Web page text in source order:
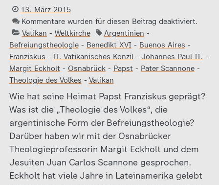
13. März 2015
Kommentare wurden für diesen Beitrag deaktiviert.
Vatikan - Weltkirche Argentinien -
Befreiungstheologie- Benedikt XVI - Buenos Aires -
Franziskus - II. Vatikanisches Konzil- Johannes Paul II. -
Margit Eckholt - Osnabrück- Papst - Pater Scannone-
Theologie des Volkes - Vatikan
Wie hat seine Heimat Papst Franziskus geprägt?
Was ist die „Theologie des Volkes“, die
argentinische Form der Befreiungstheologie?
Darüber haben wir mit der Osnabrücker
Theologieprofessorin Margit Eckholt und dem
Jesuiten Juan Carlos Scannone gesprochen.
Eckholt hat viele Jahre in Lateinamerika gelebt